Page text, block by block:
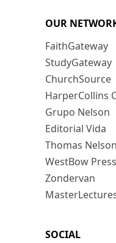
OUR
FaithGateway
StudyGateway
ChurchSource
HarperCollins
Grupo Nelson
Editorial Vida
Thomas Nelson
WestBow Press
Zondervan
SOCIAL